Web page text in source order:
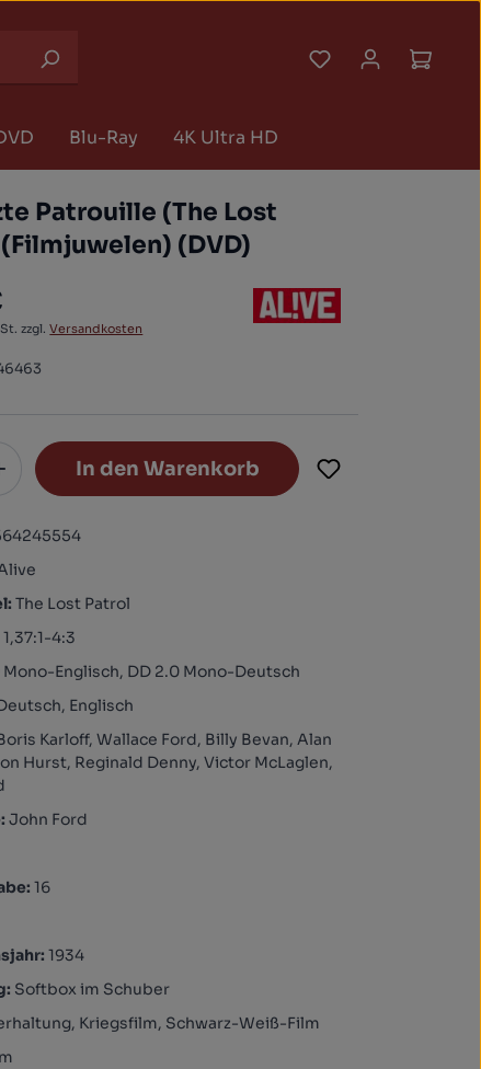
Du hast 0
Blu-Ray 4K Ultra HD
Patrouille (The Lost
(DVD)
zzgl.Versandkosten
In den Warenkorb
The Lost Patrol
1,37:1-4:3
Mono-Englisch, DD 2.0 Mono-Deutsch
Englisch
Karloff, Wallace Ford, Billy Bevan, Alan
Hurst, Reginald Denny, Victor McLaglen,
John Ford
16
1934
Softbox im Schuber
Kriegsfilm, Schwarz-Weiß-Film